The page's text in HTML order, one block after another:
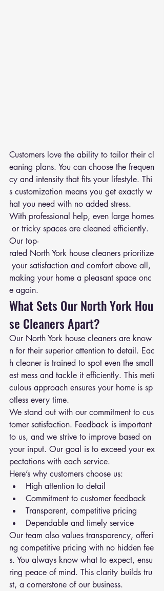
Customers love the ability to tailor their cl
eaning plans. You can choose the frequen
cy and intensity that fits your lifestyle. Thi
s customization means you get exactly w
hat you need with no added stress.
With professional help, even large homes
or tricky spaces are cleaned efficiently.
Our top-
rated North York house cleaners prioritize
your satisfaction and comfort above all,
making your home a pleasant space onc
e again.
What Sets Our North York Hou
se Cleaners Apart?
Our North York house cleaners are know
n for their superior attention to detail. Eac
h cleaner is trained to spot even the small
est mess and tackle it efficiently. This meti
culous approach ensures your home is sp
otless every time.
We stand out with our commitment to cus
tomer satisfaction. Feedback is important
to us, and we strive to improve based on
your input. Our goal is to exceed your ex
pectations with each service.
Here’s why customers choose us:
High attention to detail
Commitment to customer feedback
Transparent, competitive pricing
Dependable and timely service
Our team also values transparency, offeri
ng competitive pricing with no hidden fee
s. You always know what to expect, ensu
ring peace of mind. This clarity builds tru
st, a cornerstone of our business.